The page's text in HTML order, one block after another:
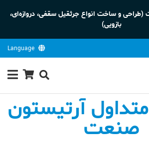
و ساخت انواع جرثقیل سقفی، دروازه‌ای،
بازویی)
Language
آرتیستون
صنعت